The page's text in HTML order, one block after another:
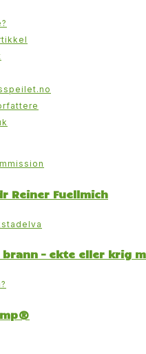
Reiner Fuellmich
– ekte eller krig